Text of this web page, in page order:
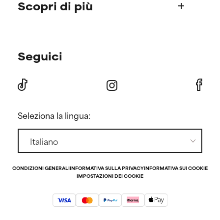
Spedizioni
Resi & Rimborsi
Press
Scopri di più
Consigli skincare personalizzati
Offerte per i membri
Seguici
Seleziona la lingua:
CONDIZIONI GENERALIINFORMATIVA SULLA PRIVACYINFORMATIVA SUI COOKIE
IMPOSTAZIONI DEI COOKIE